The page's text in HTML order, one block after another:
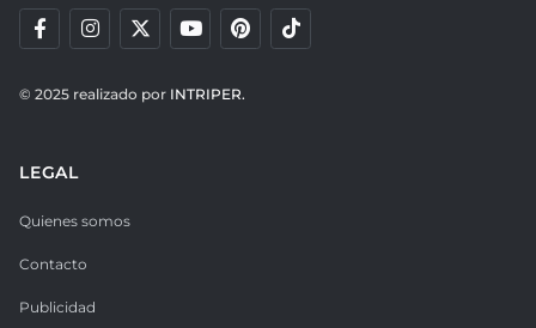
© 2025 realizado por INTRIPER.
LEGAL
Quienes somos
Contacto
Publicidad